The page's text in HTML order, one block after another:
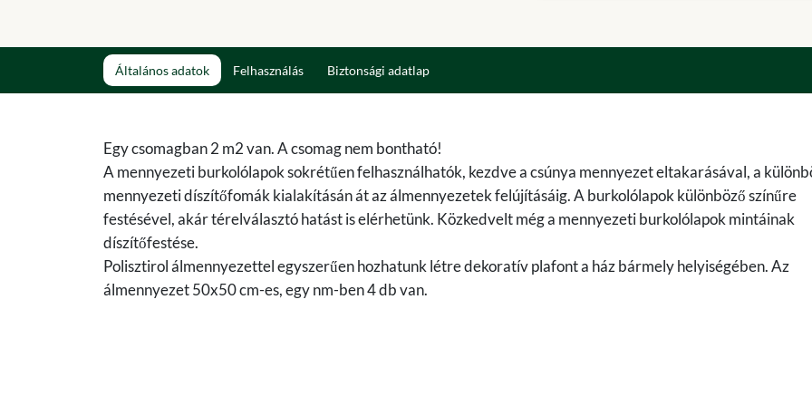
Általános adatok Felhasználás Biztonsági adatlap
Egy csomagban 2 m2 van. A csomag nem bontható!
A mennyezeti burkolólapok sokrétűen felhasználhatók, kezdve a csúnya mennyezet eltakarásával, a
mennyezeti díszítőfomák kialakításán át az álmennyezetek felújításáig. A burkolólapok különböző színűre
festésével, akár térelválasztó hatást is elérhetünk. Közkedvelt még a mennyezeti burkolólapok mintáinak
díszítőfestése.
Polisztirol álmennyezettel egyszerűen hozhatunk létre dekoratív plafont a ház bármely helyiségében. Az
álmennyezet 50x50 cm-es, egy nm-ben 4 db van.